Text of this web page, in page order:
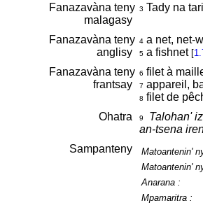
Fanazavàna teny
malagasy
3 Tady na
Fanazavàna teny
anglisy
4a net, net-
5a fishnet [
Fanazavàna teny
frantsay
6 filet à
7 appareil,
8 filet de
Ohatra 9 Talohan'
an-tsena
Sampanteny Matoantenin'
Matoantenin'
Anarana :
Mpamaritra :